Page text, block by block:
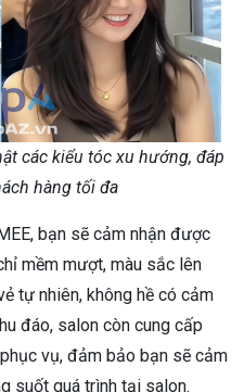
các kiểu tóc xu hướng, đáp
hàng tối đa
bạn sẽ cảm nhận được
mềm mượt, màu sắc lên
tự nhiên, không hề có cảm
đáo, salon còn cung cấp
vụ, đảm bảo bạn sẽ cảm
suốt quá trình tại salon.